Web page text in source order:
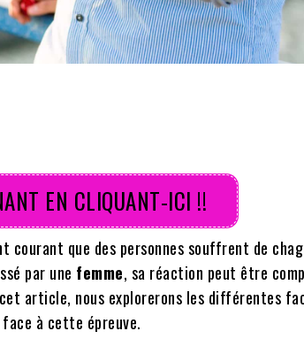
EN CLIQUANT-ICI !!
courant que des personnes souffrent de
par une femme, sa réaction peut être
article, nous explorerons les différentes
à cette épreuve.